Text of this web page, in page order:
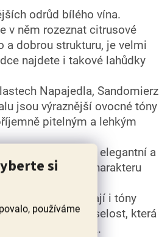
si
používáme
odrůd bílého vína.
v něm rozeznat citrusové
a dobrou strukturu, je velmi
najdete i takové lahůdky
Napajedla, Sandomierz
jsou výraznější ovocné tóny
pitelným a lehkým
jemnost, jsou více elegantní a
komplexnosti a charakteru
který podtrhávají i tóny
projev má i kyselost, která
stárnutí vína.